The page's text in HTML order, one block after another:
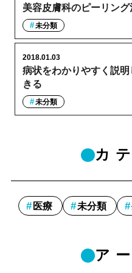
美容皮膚科のピーリング
未分類
病状をわかりやすく説
きる
2018.01.03
未分類
カ
医療 未分類
ア